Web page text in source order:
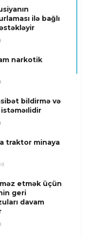
ilə bağlı
narkotik
bildirmə və
traktor minaya
etmək üçün
geri
davam